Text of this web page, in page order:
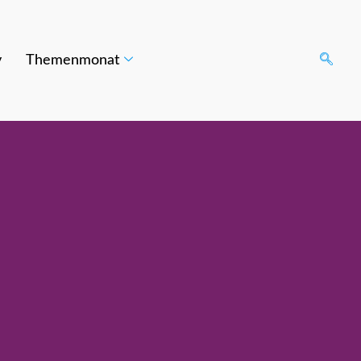
Themenmonat